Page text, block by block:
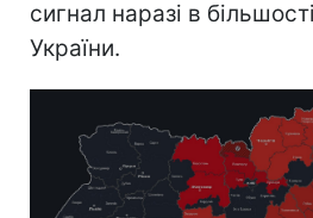
сигнал наразі в
України.